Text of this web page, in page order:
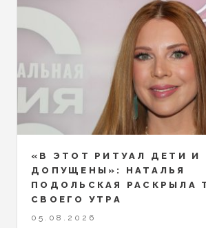
«В ЭТОТ РИТУАЛ ДЕТИ И
ДОПУЩЕНЫ»: НАТАЛЬЯ
ПОДОЛЬСКАЯ РАСКРЫЛА
СВОЕГО УТРА
05.08.2026